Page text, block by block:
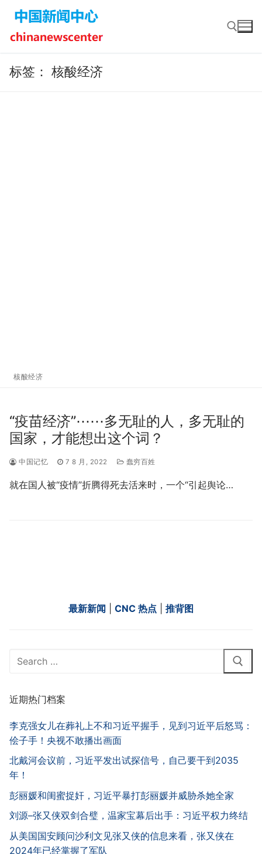
content
标签： 核酸经济
核酸经济
“疫苗经济”⋯⋯多无耻的人，多无耻的
国家，才能想出这个词？
中国记忆 7 8 月, 2022 蠢穷百姓
就在国人被“疫情”折腾得死去活来时，一个“引起舆论…
最新新闻 CNC 热点 推背图
Search
近期热门档案
李克强女儿在葬礼上不和习近平握手，见到习近平后怒骂：
侩子手！央视不敢播出画面
北戴河会议前，习近平发出试探信号，自己要干到2035
年！
彭丽媛和闺蜜捉奸，习近平暴打彭丽媛并威胁杀她全家
刘源–张又侠双剑合璧，温家宝幕后出手：习近平权力终结
从美国国安顾问沙利文见张又侠的信息来看，张又侠在
2024年已经掌握了军队